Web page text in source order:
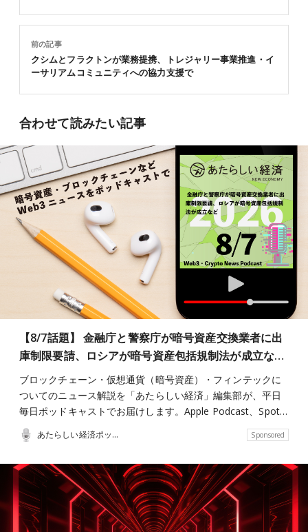
前の記事
クシムとフラクトンが業務提携、トレジャリー事業推進・イ
ーサリアムコミュニティへの協力支援で
合わせて読みたい記事
【8/7話題】 金融庁と警察庁が暗号資産交換業者に出
庫制限要請、ロシアが暗号資産包括規制法が成立な…
ブロックチェーン・仮想通貨（暗号資産）・フィンテックに
ついてのニュース解説を「あたらしい経済」編集部が、平日
毎日ポッドキャストでお届けします。Apple Podcast、Spot…
あたらしい経済ポッドキャスト Sponsored